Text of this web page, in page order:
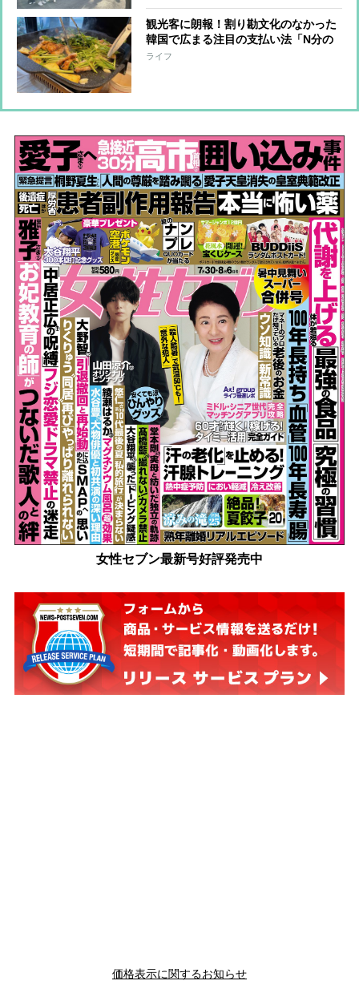
観光客に朗報！割り勘文化のなかった
韓国で広まる注目の支払い法「N分の
1（エヌブネイル）」とは？
ライフ
女性セブン最新号好評発売中
価格表示に関するお知らせ